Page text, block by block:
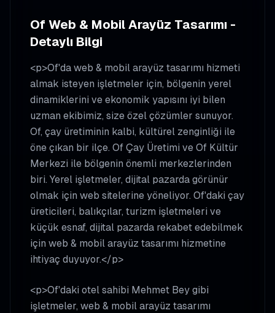
Of Web & Mobil Arayüz Tasarımı -
Detaylı Bilgi
<p>Of'da web & mobil arayüz tasarımı hizmeti
almak isteyen işletmeler için, bölgenin yerel
dinamiklerini ve ekonomik yapısını iyi bilen
uzman ekibimiz, size özel çözümler sunuyor.
Of, çay üretiminin kalbi, kültürel zenginliği ile
öne çıkan bir ilçe. Of Çay Üretimi ve Of Kültür
Merkezi ile bölgenin önemli merkezlerinden
biri. Yerel işletmeler, dijital pazarda görünür
olmak için web sitelerine yöneliyor. Of'daki çay
üreticileri, balıkçılar, turizm işletmeleri ve
küçük esnaf, dijital pazarda rekabet edebilmek
için web & mobil arayüz tasarımı hizmetine
ihtiyaç duyuyor.</p>
<p>Of'daki otel sahibi Mehmet Bey gibi
işletmeler, web & mobil arayüz tasarımı